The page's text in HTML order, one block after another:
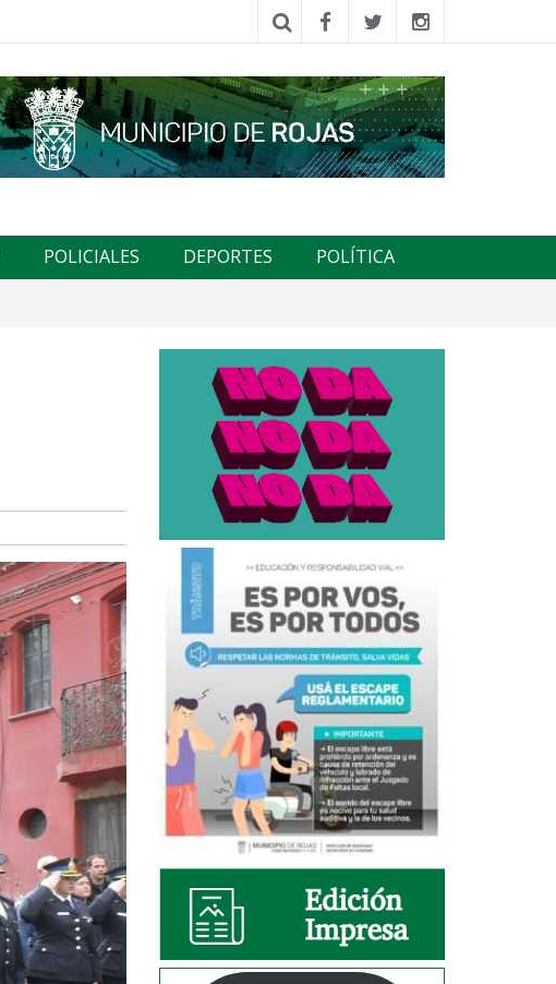
POLICIALES DEPORTES POLÍTICA